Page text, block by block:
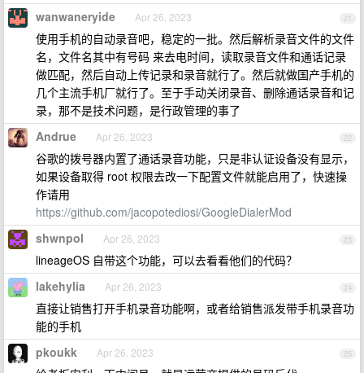
21
wanwaneryide Apr 26, 2023
使用手机的自动录音吧，稳定的一批。然后解析录音文件的文件
名，文件名其中有号码 来去电时间，读取录音文件和通话记录
做匹配，然后自动上传记录和录音就行了。然后就做国产手机的
几个主流手机厂就行了。至于手动关闭录音、删除通话录音和记
录，那不是技术问题，是行政管理的事了
22
Andrue Apr 26, 2023
谷歌的拨号器内置了通话录音功能，只是非认证设备没有显示，
如果设备取得 root 权限去改一下配置文件就能启用了，快速操
作请用
https://github.com/jacopotediosi/GoogleDialerMod
23
shwnpol Apr 26, 2023
lineageOS 自带这个功能，可以去看看他们的代码？
24
lakehylia Apr 26, 2023
直接让销售打开手机录音功能啊，或者给销售派发带手机录音功
能的手机
25
pkoukk Apr 26, 2023